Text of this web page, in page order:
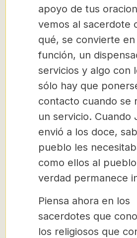
apoyo de tus
vemos al sacerdote
qué, se convierte en
función, un
servicios y algo con
sólo hay que
contacto cuando se
un servicio. Cuando
envió a los doce,
pueblo les
como ellos al
verdad permanece
Piensa ahora en los
sacerdotes que
los religiosos que